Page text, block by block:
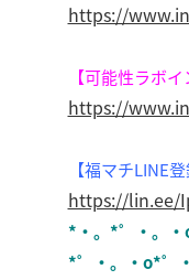
https://
【可能性ラボイ
https://
【福マチLINE登
https://lin.ee/
*・。*゜・。・
*゜・。・o*゜